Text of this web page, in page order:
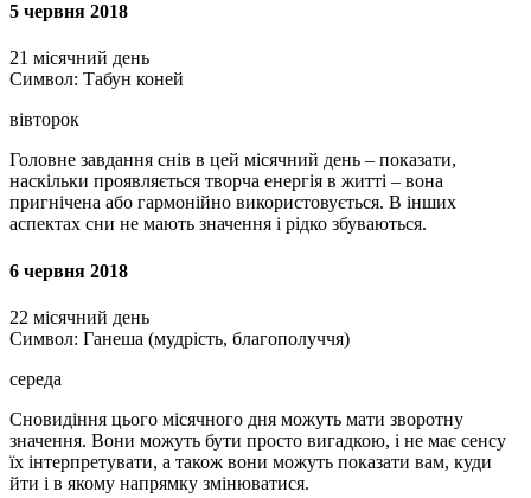
5 червня 2018
21 місячний день
Символ: Табун коней
вівторок
Головне завдання снів в цей місячний день – показати,
наскільки проявляється творча енергія в житті – вона
пригнічена або гармонійно використовується. В інших
аспектах сни не мають значення і рідко збуваються.
6 червня 2018
22 місячний день
Символ: Ганеша (мудрість, благополуччя)
середа
Сновидіння цього місячного дня можуть мати зворотну
значення. Вони можуть бути просто вигадкою, і не має сенсу
їх інтерпретувати, а також вони можуть показати вам, куди
йти і в якому напрямку змінюватися.